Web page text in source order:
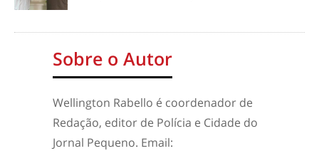
Sobre o Autor
Wellington Rabello é coordenador de
Redação, editor de Polícia e Cidade do
Jornal Pequeno. Email: